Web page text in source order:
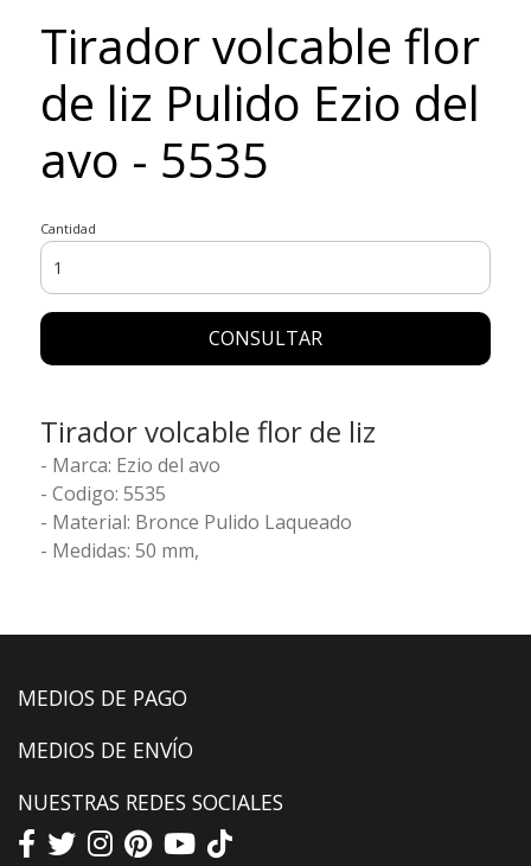
Tirador volcable flor
de liz Pulido Ezio del
avo - 5535
Cantidad
CONSULTAR
Tirador volcable flor de liz
- Marca: Ezio del avo
- Codigo: 5535
- Material: Bronce Pulido Laqueado
- Medidas: 50 mm,
MEDIOS DE PAGO
MEDIOS DE ENVÍO
NUESTRAS REDES SOCIALES